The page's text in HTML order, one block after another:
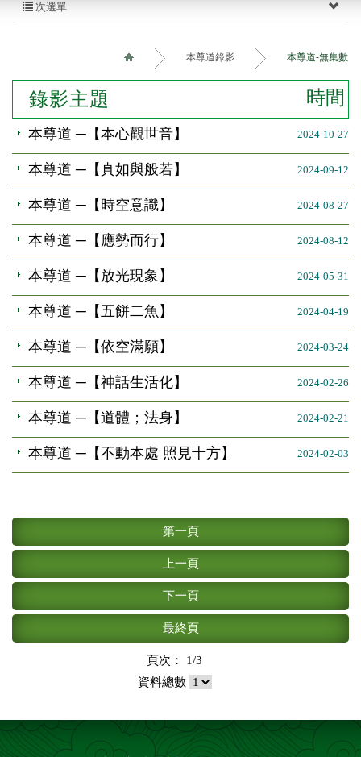
次選單
本尊道錄影 本尊道-無集數
錄影主題 時間
本尊道 ─【本心觀世音】 2024-10-27
本尊道 ─【真如與般若】 2024-09-12
本尊道 ─【時空意識】 2024-08-27
本尊道 ─【應勢而行】 2024-08-12
本尊道 ─【放光現象】 2024-05-31
本尊道 ─【五餅二魚】 2024-04-19
本尊道 ─【依空滿願】 2024-03-24
本尊道 ─【神話生活化】 2024-02-26
本尊道 ─【道體；法身】 2024-02-21
本尊道 ─【不動本處 照見十方】 2024-02-03
第一頁
上一頁
下一頁
最終頁
頁次： 1/3
資料總數